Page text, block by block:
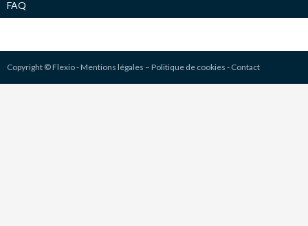
FAQ
Copyright © Flexio -Mentions légales – Politique de cookies - Contact